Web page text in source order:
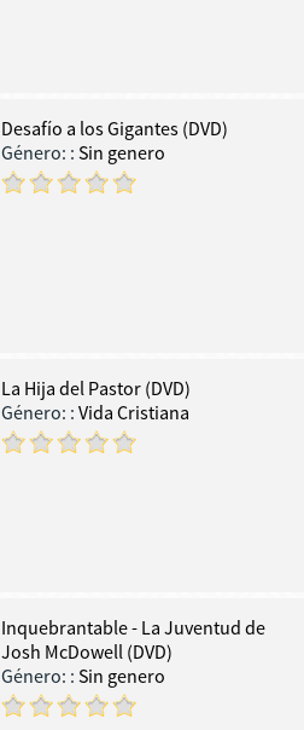
Desafío a los Gigantes (DVD)
Género: :Sin genero
La Hija del Pastor (DVD)
Género: :Vida Cristiana
Inquebrantable - La Juventud de
Josh McDowell (DVD)
Género: :Sin genero